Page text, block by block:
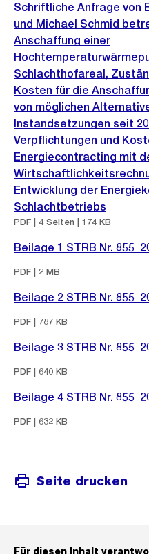
Schriftliche Anfrage von
und Michael Schmid
Anschaffung einer
Schlachthofareal,
Kosten für die
von möglichen
Instandsetzungen seit
Verpflichtungen und
Energiecontracting mit
Entwicklung der
Schlachtbetriebs
PDF | 4 Seiten | 174 KB
Beilage 1 STRB Nr.
PDF | 2 MB
Beilage 2 STRB Nr.
PDF | 787 KB
Beilage 3 STRB Nr.
PDF | 640 KB
Beilage 4 STRB Nr.
PDF | 632 KB
Seite drucken
Für diesen Inhalt